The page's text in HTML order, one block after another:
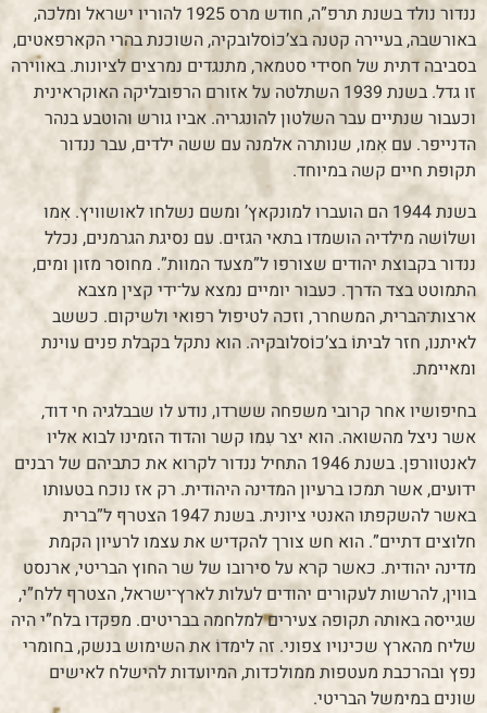
ננדור נולד בשנת תרפ”ה, חודש מרס 1925 להוריו ישראל ומלכה,
באורשבה, בעיירה קטנה בצ’כוֹסלובקיה, השוכנת בהרי הקארפאטים,
בסביבה דתית של חסידי סטמאר, מתנגדים נמרצים לציונות. באווירה
זו גדל. בשנת 1939 השתלטה על אזורם הרפובליקה האוקראינית
וכעבור שנתיים עבר השלטון להונגריה. אביו גורש והוטבע בנהר
הדנייפר. עם אִמו, שנותרה אלמנה עם ששה ילדים, עבר ננדור
תקופת חיים קשה במיוחד.
בשנת 1944 הם הועברו למונקאץ’ ומשם נשלחו לאושוויץ. אִמו
ושלוֹשה מילדיה הושמדו בתאי הגזים. עם נסיגת הגרמנים, נכלל
ננדור בקבוצת יהודים שצורפו ל”מצעד המוות”. מחוסר מזון ומים,
התמוטט בצד הדרך. כעבור יומיים נמצא על־ידי קצין מצבא
ארצות־הברית, המשחרר, וזכה לטיפול רפואי ולשיקום. כששב
לאיתנו, חזר לביתוֹ בצ’כוֹסלובקיה. הוא נתקל בקבלת פנים עוינת
ומאיימת.
בחיפושיו אחר קרובי משפחה ששרדו, נודע לו שבבלגיה חי דוד,
אשר ניצל מהשואה. הוא יצר עִמו קשר והדוד הזמינו לבוא אליו
לאנטוורפן. בשנת 1946 התחיל ננדור לקרוא את כתביהם של רבנים
ידועים, אשר תמכו ברעיון המדינה היהודית. רק אז נוכח בטעותו
באשר להשקפתו האנטי ציונית. בשנת 1947 הצטרף ל”ברית
חלוצים דתיים”. הוא חש צורך להקדיש את עצמו לרעיון הקמת
מדינה יהודית. כאשר קרא על סירובו של שר החוץ הבריטי, ארנסט
בווין, להרשות לעקורים יהודים לעלות לארץ־ישראל, הצטרף ללח”י,
שגייסה באותה תקופה צעירים למלחמה בבריטים. מפקדו בלח”י היה
שליח מהארץ שכינויו צפוני. זה לימדוֹ את השימוש בנשק, בחומרי
נפץ ובהרכבת מעטפות ממולכדות, המיועדות להישלח לאישים
שונים במימשל הבריטי.